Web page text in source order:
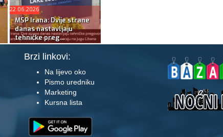
22.06.2026
MSP Irana: Dvije strane
danas nastavljaju
tehničke preg...
Brzi linkovi:
Na lijevo oko
Pismo uredniku
Marketing
Kursna lista